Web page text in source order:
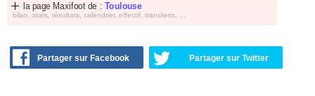
la page Maxifoot de : Toulouse
bilan, stats, résultats, calendrier, effectif, transferts, ...
Partager sur Facebook Partager sur Twitter